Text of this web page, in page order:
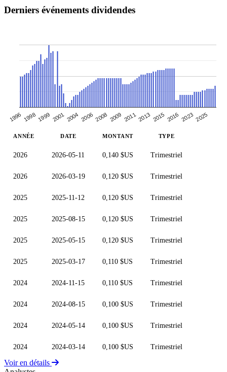
Derniers événements dividendes
1996 1998 1999 2001 2004 2006 2008 2009 20112013 2015 2016 20232025
ANNÉE DATE MONTANT TYPE
2026 2026-05-11 0,140 $US Trimestriel
2026 2026-03-19 0,120 $US Trimestriel
2025 2025-11-12 0,120 $US Trimestriel
2025 2025-08-15 0,120 $US Trimestriel
2025 2025-05-15 0,120 $US Trimestriel
2025 2025-03-17 0,110 $US Trimestriel
2024 2024-11-15 0,110 $US Trimestriel
2024 2024-08-15 0,100 $US Trimestriel
2024 2024-05-14 0,100 $US Trimestriel
2024 2024-03-14 0,100 $US Trimestriel
Voir en détails